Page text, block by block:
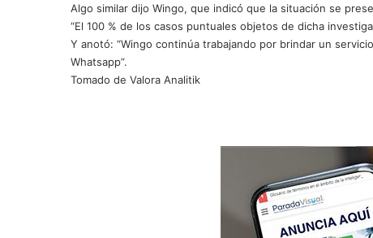
Algo similar dijo Wingo, que indicó que la situación se
“El 100 % de los casos puntuales objetos de dicha
Y anotó: “Wingo continúa trabajando por brindar un
Whatsapp”.
Tomado de Valora Analitik